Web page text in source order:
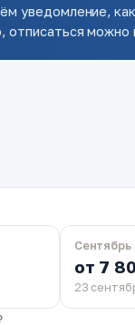
уведомление,
можно
Сентябрь
от 7
23